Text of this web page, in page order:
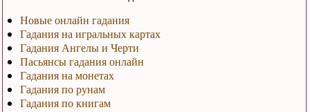
Новые онлайн гадания
Гадания на игральных картах
Гадания Ангелы и Черти
Пасьянсы гадания онлайн
Гадания на монетах
Гадания по рунам
Гадания по книгам